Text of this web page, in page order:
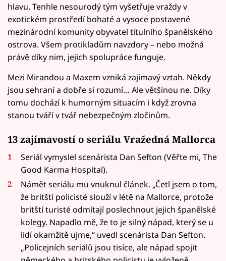
hlavu. Tenhle nesourodý tým vyšetřuje vraždy v
exotickém prostředí bohaté a vysoce postavené
mezinárodní komunity obyvatel titulního španělského
ostrova. Všem protikladům navzdory – nebo možná
právě díky nim, jejich spolupráce funguje.
Mezi Mirandou a Maxem vzniká zajímavý vztah. Někdy
jsou sehraní a dobře si rozumí… Ale většinou ne. Díky
tomu dochází k humorným situacím i když zrovna
stanou tváří v tvář nebezpečným zločinům.
13 zajímavostí o seriálu Vražedná Mallorca
Seriál vymyslel scenárista Dan Sefton (Věřte mi, The
Good Karma Hospital).
Námět seriálu mu vnuknul článek. „Četl jsem o tom,
že britští policisté slouží v létě na Mallorce, protože
britští turisté odmítají poslechnout jejich španělské
kolegy. Napadlo mě, že to je silný nápad, který se u
lidí okamžitě ujme,“ uvedl scenárista Dan Sefton.
„Policejních seriálů jsou tisíce, ale nápad spojit